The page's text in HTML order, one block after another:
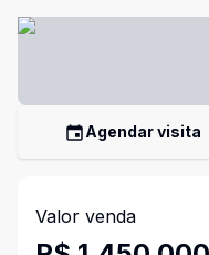
Agendar visita
Valor venda